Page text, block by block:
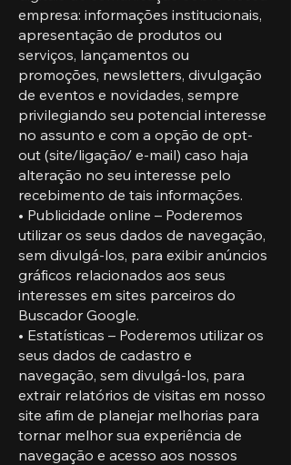
empresa: informações institucionais,
apresentação de produtos ou
serviços, lançamentos ou
promoções, newsletters, divulgação
de eventos e novidades, sempre
privilegiando seu potencial interesse
no assunto e com a opção de opt-
out (site/ligação/ e-mail) caso haja
alteração no seu interesse pelo
recebimento de tais informações.
• Publicidade online – Poderemos
utilizar os seus dados de navegação,
sem divulgá-los, para exibir anúncios
gráficos relacionados aos seus
interesses em sites parceiros do
Buscador Google.
• Estatísticas – Poderemos utilizar os
seus dados de cadastro e
navegação, sem divulgá-los, para
extrair relatórios de visitas em nosso
site afim de planejar melhorias para
tornar melhor sua experiência de
navegação e acesso aos nossos